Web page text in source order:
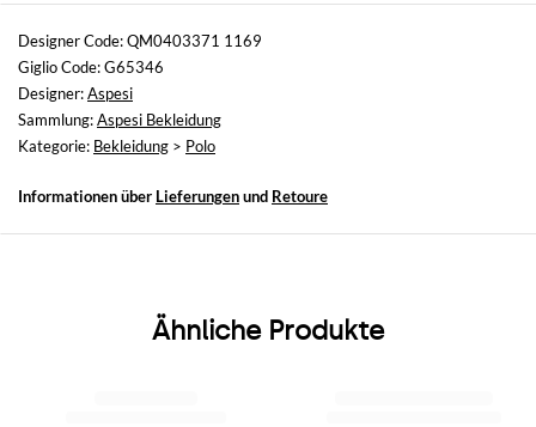
Größen
nicht verfügbar
Größe und Passform
Slim-Fit
Designer Code: QM0403371 1169
Giglio Code: G65346
Designer:Aspesi
Sammlung:Aspesi Bekleidung
Kategorie: Bekleidung > Polo
Informationen über Lieferungenund Retoure
Ähnliche Produkte